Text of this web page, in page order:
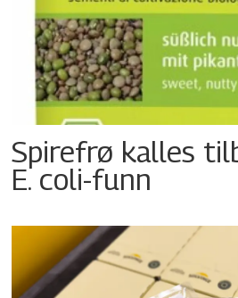
Spirefrø kalles
E. coli-funn